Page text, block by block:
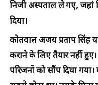
निजी अस्पताल ले गए, जहां
दिया।
कोतवाल अजय प्रताप सिंह
कराने के लिए तैयार नहीं
परिजनों को सौंप दिया